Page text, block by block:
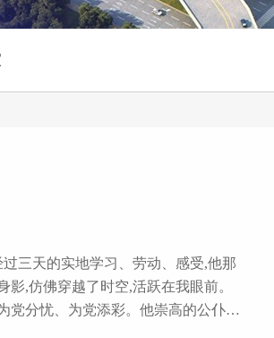
三天的实地学习、劳动、感受,他那
,仿佛穿越了时空,活跃在我眼前。
党分忧、为党添彩。他崇高的公仆情